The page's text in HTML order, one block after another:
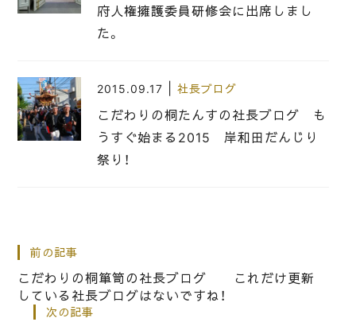
府人権擁護委員研修会に出席しまし
た。
2015.09.17 社長ブログ
こだわりの桐たんすの社長ブログ も
うすぐ始まる2015 岸和田だんじり
祭り！
が綺麗にお使いいただいてました。
前の記事
こだわりの桐箪笥の社長ブログ これだけ更新
している社長ブログはないですね！
次の記事